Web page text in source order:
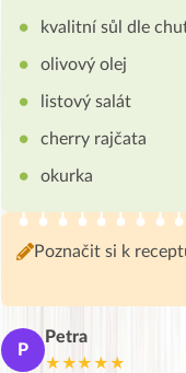
kvalitní sůl dle
olivový olej
listový salát
cherry rajčata
okurka
Poznačit si k
P
Petra
★★★★★